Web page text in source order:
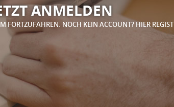
ANMELDEN
FORTZUFAHREN. NOCH KEIN ACCOUNT? HIER